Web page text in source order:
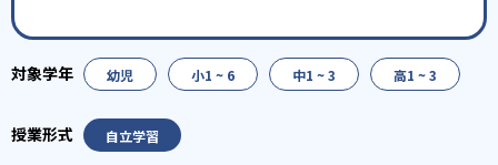
幼児 小1 ~ 6 中1 ~ 3 高1 ~ 3
自立学習